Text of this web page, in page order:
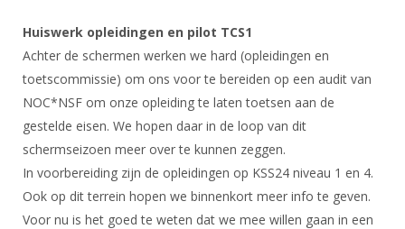
Huiswerk opleidingen en pilot TCS1
Achter de schermen werken we hard (opleidingen en
toetscommissie) om ons voor te bereiden op een audit van
NOC*NSF om onze opleiding te laten toetsen aan de
gestelde eisen. We hopen daar in de loop van dit
schermseizoen meer over te kunnen zeggen.
In voorbereiding zijn de opleidingen op KSS24 niveau 1 en 4.
Ook op dit terrein hopen we binnenkort meer info te geven.
Voor nu is het goed te weten dat we mee willen gaan in een